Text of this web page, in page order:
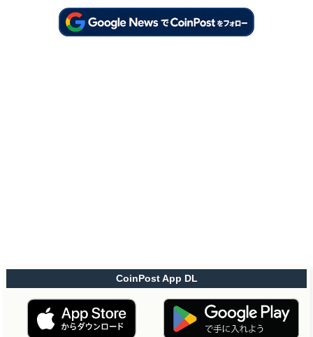
CoinPost App DL